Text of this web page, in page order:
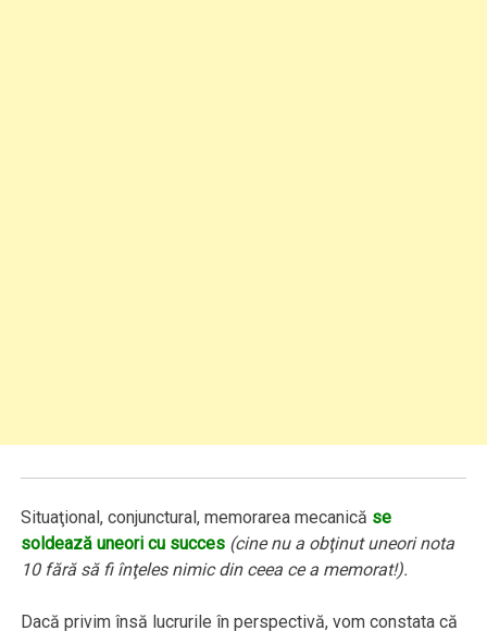
Situaţional, conjunctural, memorarea mecanică se
soldează uneori cu succes (cine nu a obţinut uneori nota
10 fără să fi înţeles nimic din ceea ce a memorat!).
Dacă privim însă lucrurile în perspectivă, vom constata că